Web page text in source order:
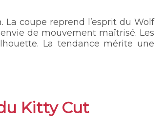
La coupe reprend l’esprit du Wolf
de mouvement maîtrisé. Les
La tendance mérite une
Kitty Cut